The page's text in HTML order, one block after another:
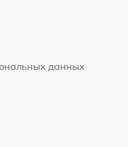
данных